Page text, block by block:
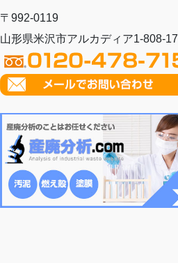
〒992-0119
山形県米沢市アルカディア1-808-17